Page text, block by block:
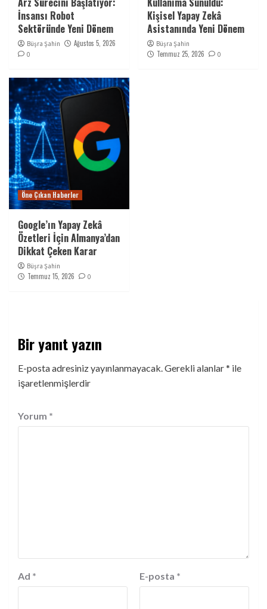
İnsansı Robot
Sektöründe Yeni Dönem
Büşra Şahin Ağustos 5, 2026
0
Kişisel Yapay Zekâ
Asistanında Yeni Dönem
Büşra Şahin
Temmuz 25, 2026 0
Öne Çıkan Haberler
Google’ın Yapay Zekâ
Özetleri İçin Almanya’dan
Dikkat Çeken Karar
Büşra Şahin
Temmuz 15, 2026 0
Bir yanıt yazın
E-posta adresiniz yayınlanmayacak.Gerekli alanlar* ile
işaretlenmişlerdir
Yorum *
Ad * E-posta *